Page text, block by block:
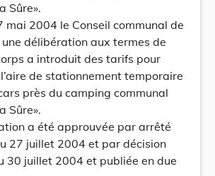
Sûre».
mai 2004 le Conseil communal de
délibération aux termes de
a introduit des tarifs pour
de stationnement temporaire
près du camping communal
Sûre».
a été approuvée par arrêté
27 juillet 2004 et par décision
30 juillet 2004 et publiée en due